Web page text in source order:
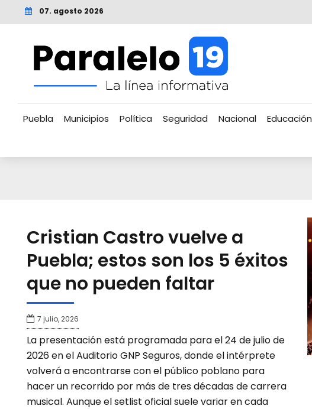
07. agosto 2026
Puebla Municipios Política Seguridad Nacional Educación
Cristian Castro vuelve a
Puebla; estos son los 5 éxitos
que no pueden faltar
7 julio, 2026
La presentación está programada para el 24 de julio de
2026 en el Auditorio GNP Seguros, donde el intérprete
volverá a encontrarse con el público poblano para
hacer un recorrido por más de tres décadas de carrera
musical. Aunque el setlist oficial suele variar en cada